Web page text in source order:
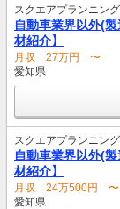
スクエアプランニン
自動車業界以外(
材紹介】
月収 27万円 〜
愛知県
スクエアプランニン
自動車業界以外(
材紹介】
月収 24万500円 〜
愛知県